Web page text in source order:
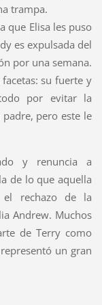
trampa.
que Elisa les puso
es expulsada del
por una semana.
su fuerte y
por evitar la
pero este le
y renuncia a
de lo que aquella
el rechazo de la
Andrew. Muchos
de Terry como
un gran